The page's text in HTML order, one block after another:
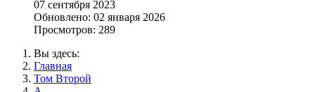
07 сентября 2023
Обновлено: 02 января 2026
Просмотров: 289
Вы здесь:
Главная
Том Второй